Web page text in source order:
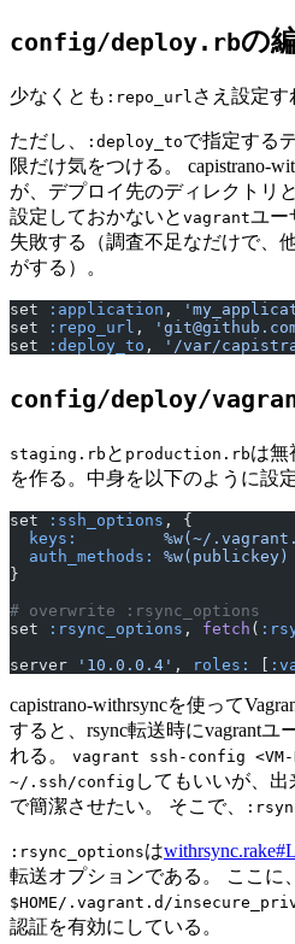
config/deploy.rbの
少なくとも :repo_url さえ設定す
ただし、 :deploy_toで指定する
限だけ気をつける。 capistrano-
が、デプロイ先のディレクトリ
設定しておかないと vagrantユー
失敗する（調査不足なだけで、
がする）。
set :application ,
set
:repo_url ,
set
:deploy_to , '/var/
config/deploy/
staging.rb と production.rbは無
を作る。中身を以下のように設定
set :ssh_options , {
  keys:
%w(~/
  auth_methods:
%w(publickey)
}
# overwrite :rsync_options
set
:rsync_options , fetch (
server
'10.0.0.4' , roles:
capistrano-withrsyncを使って
すると、rsync転送時にvagrantユ
れる。 vagrant ssh-config
~/.ssh/config してもいいが、出
で簡潔させたい。 そこで、
:rsync_optionsは
転送オプションである。 ここに、
$HOME/.vagrant.d/
認証を有効にしている。